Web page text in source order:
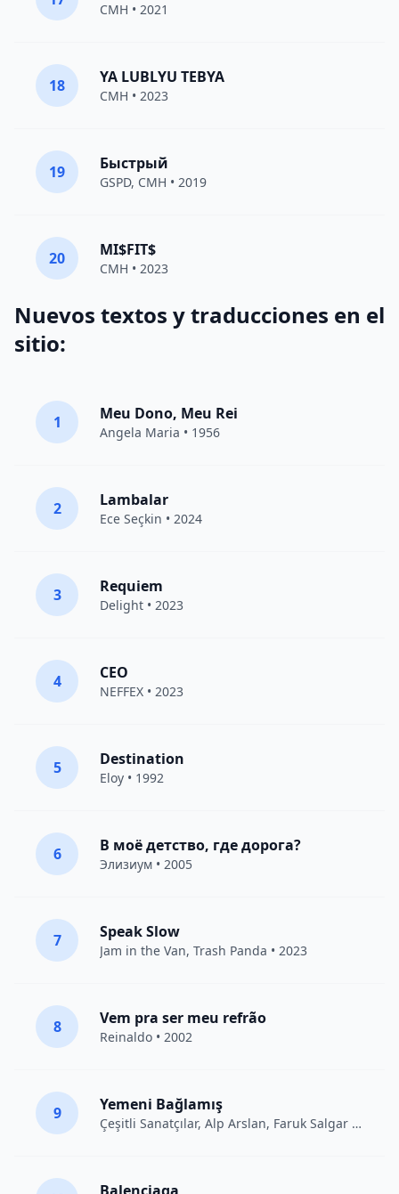
CMH • 2021
18 YA LUBLYU TEBYA
CMH • 2023
19 Быстрый
GSPD, CMH • 2019
20 MI$FIT$
CMH • 2023
Nuevos textos y traducciones en el
sitio:
1 Meu Dono, Meu Rei
Angela Maria • 1956
2 Lambalar
Ece Seçkin • 2024
3 Requiem
Delight • 2023
4 CEO
NEFFEX • 2023
5 Destination
Eloy • 1992
6 В моё детство, где дорога?
Элизиум • 2005
7 Speak Slow
Jam in the Van, Trash Panda • 2023
8 Vem pra ser meu refrão
Reinaldo • 2002
9 Yemeni Bağlamış
Çeşitli Sanatçılar, Alp Arslan, Faruk Salgar • 2012